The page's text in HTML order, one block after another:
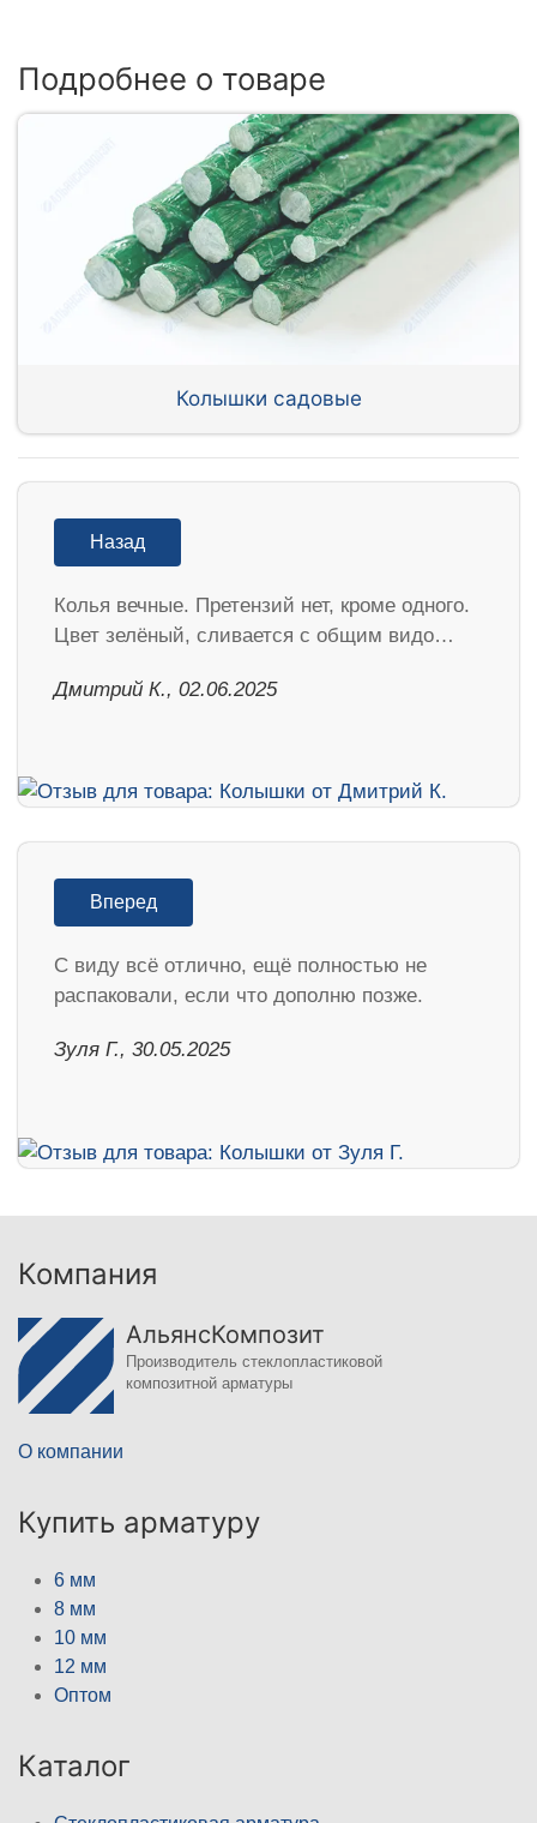
Подробнее о товаре
Колышки садовые
Назад
Колья вечные. Претензий нет, кроме одного.
Цвет зелёный, сливается с общим видо…
Дмитрий К., 02.06.2025
Вперед
С виду всё отлично, ещё полностью не
распаковали, если что дополню позже.
Зуля Г., 30.05.2025
Компания
АльянсКомпозит
Производитель стеклопластиковой
композитной арматуры
О компании
Купить арматуру
6 мм
8 мм
10 мм
12 мм
Оптом
Каталог